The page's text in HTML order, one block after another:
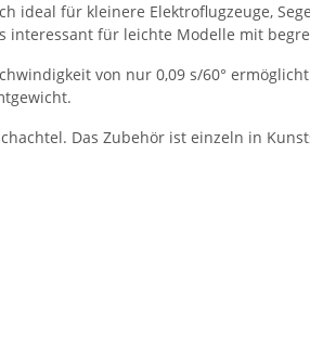
ideal für kleinere Elektroflugzeuge,
interessant für leichte Modelle mit
von nur 0,09 s/60°
Das Zubehör ist einzeln in